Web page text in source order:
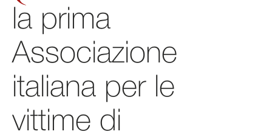
la prima
Associazione
italiana per le
vittime di